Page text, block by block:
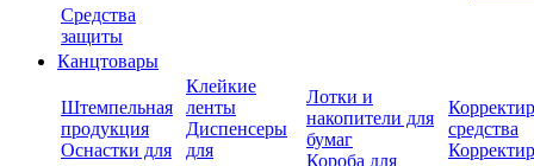
Средства
защиты
Канцтовары
Штемпельная
продукция
Оснастки для
Клейкие
ленты
Диспенсеры
для
Лотки и
накопители для
бумаг
Короба для
средства